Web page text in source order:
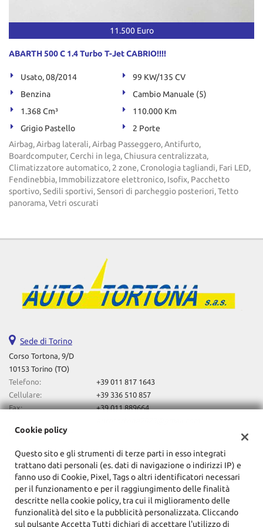
11.500 Euro
ABARTH 500 C 1.4 Turbo T-Jet CABRIO!!!!
Usato, 08/2014
99 KW/135 CV
Benzina
Cambio Manuale (5)
1.368 Cm³
110.000 Km
Grigio Pastello
2 Porte
Airbag, Airbag laterali, Airbag Passeggero, Antifurto,
Boardcomputer, Cerchi in lega, Chiusura centralizzata,
Climatizzatore automatico, 2 zone, Cronologia tagliandi, Fari LED,
Fendinebbia, Immobilizzatore elettronico, Isofix, Pacchetto
sportivo, Sedili sportivi, Sensori di parcheggio posteriori, Tetto
panorama, Vetri oscurati
Sede di Torino
Corso Tortona, 9/D
10153 Torino (TO)
Telefono:
+39 011 817 1643
Cellulare:
+39 336 510 857
Fax:
+39 011 889664
Indicazioni stradali
Dati fiscali:
F.Lli Lovero Automobili Sas Di Davide Lovero & C
Corso Tortona, 9/D, Torino (TO)
C.F/P.IVA:10857720014
Cookie policy
Questo sito e gli strumenti di terze parti in esso integrati
trattano dati personali (es. dati di navigazione o indirizzi IP) e
fanno uso di Cookie, Pixel, Tags o altri identificatori necessari
per il funzionamento e per il raggiungimento delle finalità
descritte nella cookie policy, tra cui il miglioramento delle
funzionalità del sito e la pubblicità personalizzata. Cliccando
sul pulsante Accetta Tutti dichiari di accettare l'utilizzo di
Cookie necessari
Cookie per il miglioramento dell'esperienza utente
Cookie analitici
Cookie di marketing
impostazioni